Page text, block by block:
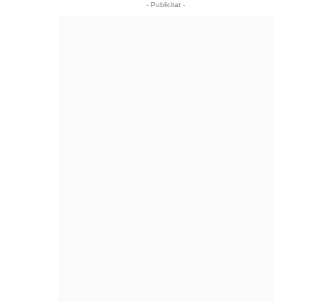
- Publicitat -